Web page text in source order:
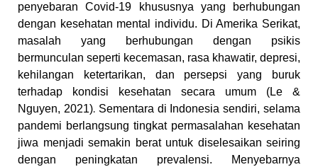
penyebaran Covid-19 khususnya yang berhubungan
dengan kesehatan mental individu. Di Amerika Serikat,
masalah yang berhubungan dengan psikis
bermunculan seperti kecemasan, rasa khawatir, depresi,
kehilangan ketertarikan, dan persepsi yang buruk
terhadap kondisi kesehatan secara umum (Le &
Nguyen, 2021). Sementara di Indonesia sendiri, selama
pandemi berlangsung tingkat permasalahan kesehatan
jiwa menjadi semakin berat untuk diselesaikan seiring
dengan peningkatan prevalensi. Menyebarnya